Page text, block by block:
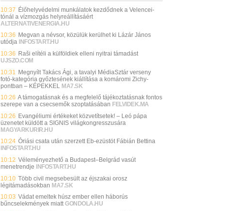
10:37 Élőhelyvédelmi munkálatok kezdődnek a Velencei-
tónál a vízmozgás helyreállításáért
ALTERNATIVENERGIA.HU
10:36 Megvan a névsor, közülük kerülhet ki Lázár János
utódja INFOSTART.HU
10:36 Raši elítéli a külföldiek elleni nyitrai támadást
UJSZO.COM
10:31
Megnyílt Takács Ági, a tavalyi MédiaSztár verseny
fotó-kategória győztesének kiállítása a komáromi Zichy-
pontban – KÉPEKKEL
MA7.SK
10:26 A támogatásnak és a megfelelő tájékoztatásnak fontos
szerepe van a csecsemők szoptatásában FELVIDEK.MA
10:26 Evangéliumi értékeket közvetítsetek! – Leó pápa
üzenetet küldött a SIGNIS világkongresszusára
MAGYARKURIR.HU
10:24 Óriási csata után szerzett Eb-ezüstöt Fábián Bettina
INFOSTART.HU
10:12 Véleményezhető a Budapest–Belgrád vasút
menetrendje
INFOSTART.HU
10:10 Több civil megsebesült az éjszakai orosz
légitámadásokban MA7.SK
10:03 Vádat emeltek húsz ember ellen háborús
bűncselekmények miatt GONDOLA.HU